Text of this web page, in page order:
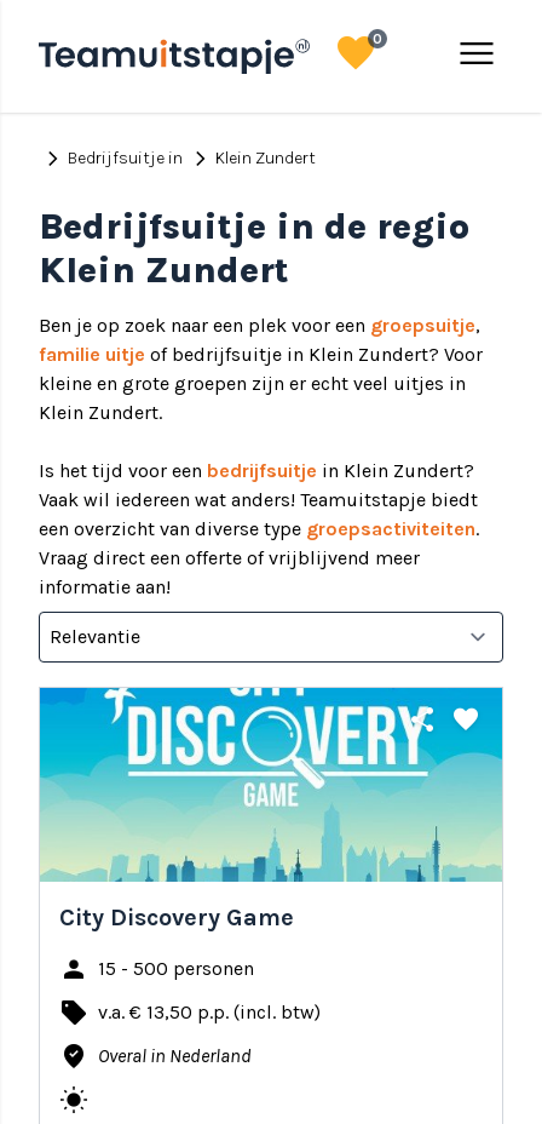
menu
favorite0
chevron_right Bedrijfsuitje in chevron_right Klein Zundert
Bedrijfsuitje in de regio
Klein Zundert
Ben je op zoek naar een plek voor een groepsuitje,
familie uitje of bedrijfsuitje in Klein Zundert? Voor
kleine en grote groepen zijn er echt veel uitjes in
Klein Zundert.
Is het tijd voor een bedrijfsuitje in Klein Zundert?
Vaak wil iedereen wat anders! Teamuitstapje biedt
een overzicht van diverse type groepsactiviteiten.
Vraag direct een offerte of vrijblijvend meer
informatie aan!
share favorite
City Discovery Game
person 15 - 500 personen
local_offer v.a. € 13,50 p.p. (incl. btw)
where_to_vote Overal in Nederland
wb_sunny